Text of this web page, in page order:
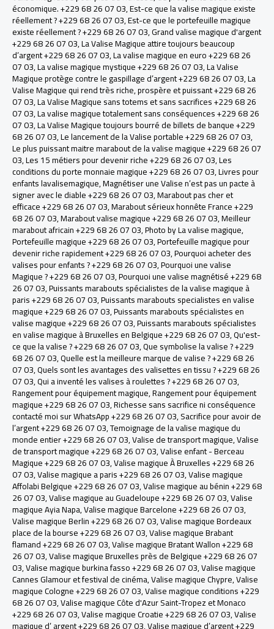
économique. +229 68 26 07 03,Est-ce que la valise magique existe
réellement ? +229 68 26 07 03,Est-ce que le portefeuille magique
existe réellement ? +229 68 26 07 03,Grand valise magique d'argent
+229 68 26 07 03,La Valise Magique attire toujours beaucoup
d’argent +229 68 26 07 03,La valise magique en euro +229 68 26
07 03,La valise magique mystique +229 68 26 07 03,La Valise
Magique protège contre le gaspillage d’argent +229 68 26 07 03,La
Valise Magique qui rend très riche, prospère et puissant +229 68 26
07 03,La Valise Magique sans totems et sans sacrifices +229 68 26
07 03,La valise magique totalement sans conséquences +229 68 26
07 03,La Valise Magique toujours bourré de billets de banque +229
68 26 07 03,Le lancement de la Valise portable +229 68 26 07 03,
Le plus puissant maitre marabout de la valise magique +229 68 26 07
03,Les 15 métiers pour devenir riche +229 68 26 07 03,Les
conditions du porte monnaie magique +229 68 26 07 03,Livres pour
enfants lavalisemagique,Magnétiser une Valise n’est pas un pacte à
signer avec le diable +229 68 26 07 03,Marabout pas cher et
efficace +229 68 26 07 03,Marabout sérieux honnête France +229
68 26 07 03,Marabout valise magique +229 68 26 07 03,Meilleur
marabout africain +229 68 26 07 03,Photo by La valise magique,
Portefeuille magique +229 68 26 07 03,Portefeuille magique pour
devenir riche rapidement +229 68 26 07 03,Pourquoi acheter des
valises pour enfants ? +229 68 26 07 03,Pourquoi une valise
Magique ? +229 68 26 07 03,Pourquoi une valise magnétisé +229 68
26 07 03,Puissants marabouts spécialistes de la valise magique à
paris +229 68 26 07 03,Puissants marabouts specialistes en valise
magique +229 68 26 07 03,Puissants marabouts spécialistes en
valise magique +229 68 26 07 03,Puissants marabouts spécialistes
en valise magique à Bruxelles en Belgique +229 68 26 07 03,Qu'est-
ce que la valise ? +229 68 26 07 03,Que symbolise la valise ? +229
68 26 07 03,Quelle est la meilleure marque de valise ? +229 68 26
07 03,Quels sont les avantages des valisettes en tissu ? +229 68 26
07 03,Qui a inventé les valises à roulettes ? +229 68 26 07 03,
Rangement pour équipement magique,Rangement pour équipement
magique +229 68 26 07 03,Richesse sans sacrifice ni conséquence
contacté moi sur WhatsApp +229 68 26 07 03,Sacrifice pour avoir de
l’argent +229 68 26 07 03,Temoignage de la valise magique du
monde entier +229 68 26 07 03,Valise de transport magique,Valise
de transport magique +229 68 26 07 03,Valise enfant - Berceau
Magique +229 68 26 07 03,Valise magique À Bruxelles +229 68 26
07 03,Valise magique a paris +229 68 26 07 03,Valise magique
Affolabi Belgique +229 68 26 07 03,Valise magique au bénin +229 68
26 07 03,Valise magique au Guadeloupe +229 68 26 07 03,Valise
magique Ayia Napa,Valise magique Barcelone +229 68 26 07 03,
Valise magique Berlin +229 68 26 07 03,Valise magique Bordeaux
place de la bourse +229 68 26 07 03,Valise magique Brabant
flamand +229 68 26 07 03,Valise magique Bratant Wallon +229 68
26 07 03,Valise magique Bruxelles près de Belgique +229 68 26 07
03,Valise magique burkina fasso +229 68 26 07 03,Valise magique
Cannes Glamour et festival de cinéma,Valise magique Chypre,Valise
magique Cologne +229 68 26 07 03,Valise magique conditions +229
68 26 07 03,Valise magique Côte d'Azur Saint-Tropez et Monaco
+229 68 26 07 03,Valise magique Croatie +229 68 26 07 03,Valise